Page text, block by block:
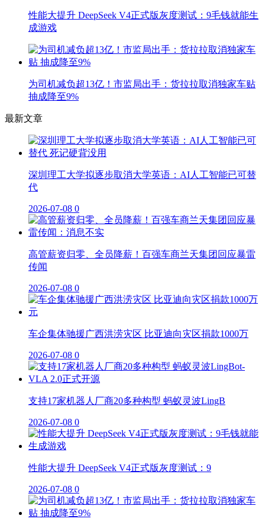
性能大提升 DeepSeek V4正式版灰度测试：9毛钱就能生
成游戏
为司机减负超13亿！市监局出手：货拉拉取消独家车贴
抽成降至9%
最新文章
深圳理工大学拟逐步取消大学英语：AI人工智能已可替
代
2026-07-08 0
高管薪资归零、全员降薪！百强车商兰天集团回应暴雷
传闻
2026-07-08 0
车企集体驰援广西洪涝灾区 比亚迪向灾区捐款1000万
2026-07-08 0
支持17家机器人厂商20多种构型 蚂蚁灵波LingB
2026-07-08 0
性能大提升 DeepSeek V4正式版灰度测试：9
2026-07-08 0